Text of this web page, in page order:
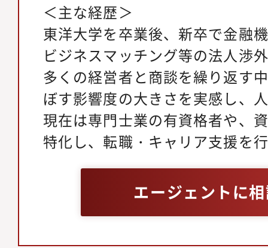
＜主な経歴＞
東洋大学を卒業後、新卒で金融
ビジネスマッチング等の法人渉
多くの経営者と商談を繰り返す
ぼす影響度の大きさを実感し、
現在は専門士業の有資格者や、
特化し、転職・キャリア支援を
エージェントに